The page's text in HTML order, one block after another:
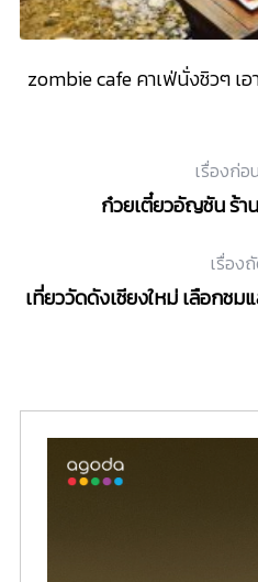
zombie cafe คาเฟ่นั่งชิวๆ เ
เรื่องก่อ
ก๋วยเตี๋ยวอัญชัน ร้า
เรื่อง
เที่ยววัดดังเชียงใหม่ เลือกช